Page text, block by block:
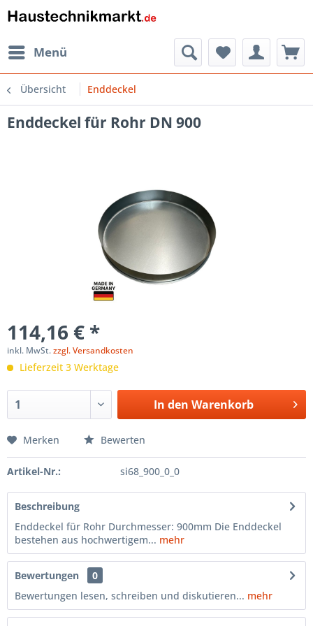
Menü
Übersicht Enddeckel
Enddeckel für Rohr DN 900
114,16 € *
inkl. MwSt.zzgl. Versandkosten
Lieferzeit 3 Werktage
In den Warenkorb
Merken Bewerten
Artikel-Nr.: si68_900_0_0
Beschreibung
Enddeckel für Rohr Durchmesser: 900mm Die Enddeckel
bestehen aus hochwertigem... mehr
Bewertungen
0
Bewertungen lesen, schreiben und diskutieren... mehr